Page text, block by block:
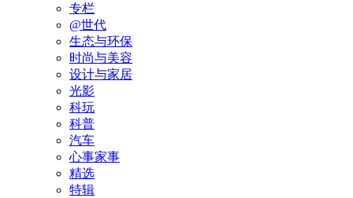
专栏
@世代
生态与环保
时尚与美容
设计与家居
光影
科玩
科普
汽车
心事家事
精选
特辑